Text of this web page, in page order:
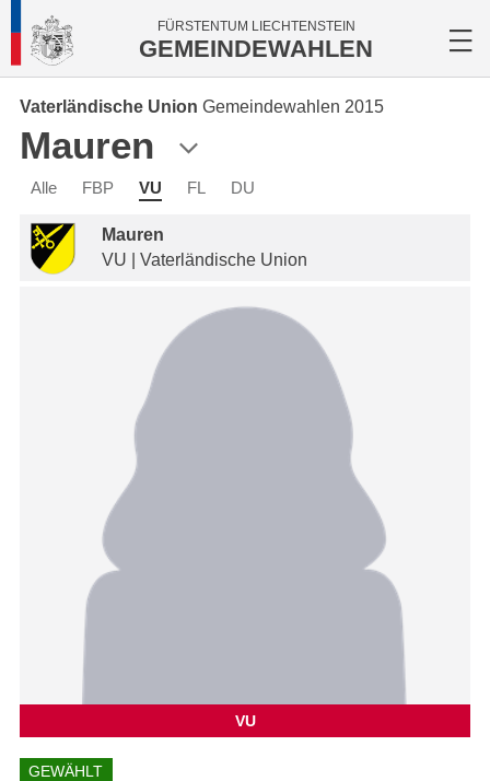
FÜRSTENTUM LIECHTENSTEIN
GEMEINDEWAHLEN
Vaterländische Union Gemeindewahlen 2015
Mauren
Alle FBP VU FL DU
Mauren
VU | Vaterländische Union
VU
GEWÄHLT